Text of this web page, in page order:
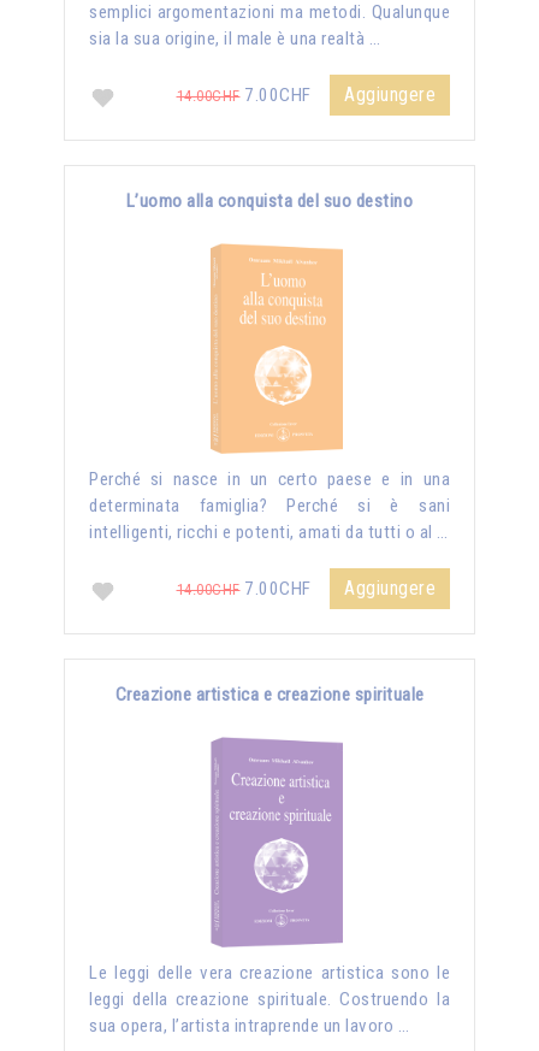
semplici argomentazioni ma metodi. Qualunque
sia la sua origine, il male è una realtà …
14.00CHF7.00CHF Aggiungere
L’uomo alla conquista del suo destino
Perché si nasce in un certo paese e in una
determinata famiglia? Perché si è sani
intelligenti, ricchi e potenti, amati da tutti o al …
14.00CHF7.00CHF Aggiungere
Creazione artistica e creazione spirituale
Le leggi delle vera creazione artistica sono le
leggi della creazione spirituale. Costruendo la
sua opera, l’artista intraprende un lavoro …